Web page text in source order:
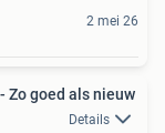
2 mei 26
Zo goed als nieuw
Details